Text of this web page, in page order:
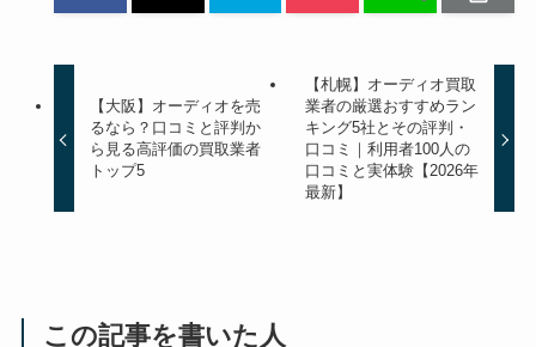
【大阪】オーディオを売
るなら？口コミと評判か
ら見る高評価の買取業者
トップ5
【札幌】オーディオ買取
業者の厳選おすすめラン
キング5社とその評判・
口コミ｜利用者100人の
口コミと実体験【2026年
最新】
この記事を書いた人